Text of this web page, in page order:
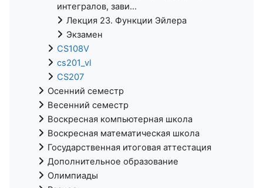
интегралов, зави...
Лекция 23. Функции Эйлера
Экзамен
CS108V
cs201_vl
CS207
Осенний семестр
Весенний семестр
Воскресная компьютерная школа
Воскресная математическая школа
Государственная итоговая аттестация
Дополнительное образование
Олимпиады